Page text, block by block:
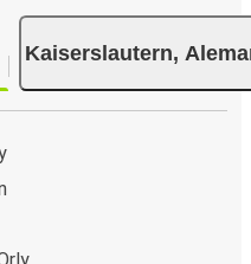
Kaiserslautern,